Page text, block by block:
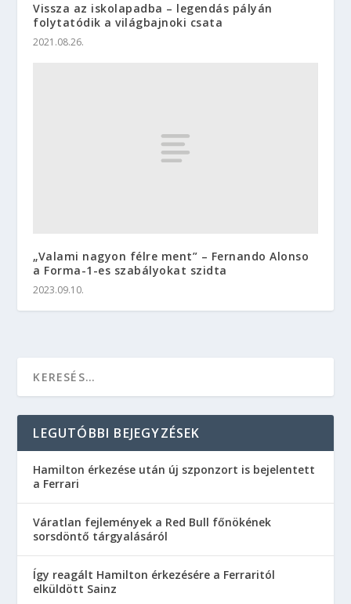
Vissza az iskolapadba – legendás pályán
folytatódik a világbajnoki csata
2021.08.26.
„Valami nagyon félre ment” – Fernando Alonso
a Forma-1-es szabályokat szidta
2023.09.10.
LEGUTÓBBI BEJEGYZÉSEK
Hamilton érkezése után új szponzort is bejelentett
a Ferrari
Váratlan fejlemények a Red Bull főnökének
sorsdöntő tárgyalásáról
Így reagált Hamilton érkezésére a Ferraritól
elküldött Sainz